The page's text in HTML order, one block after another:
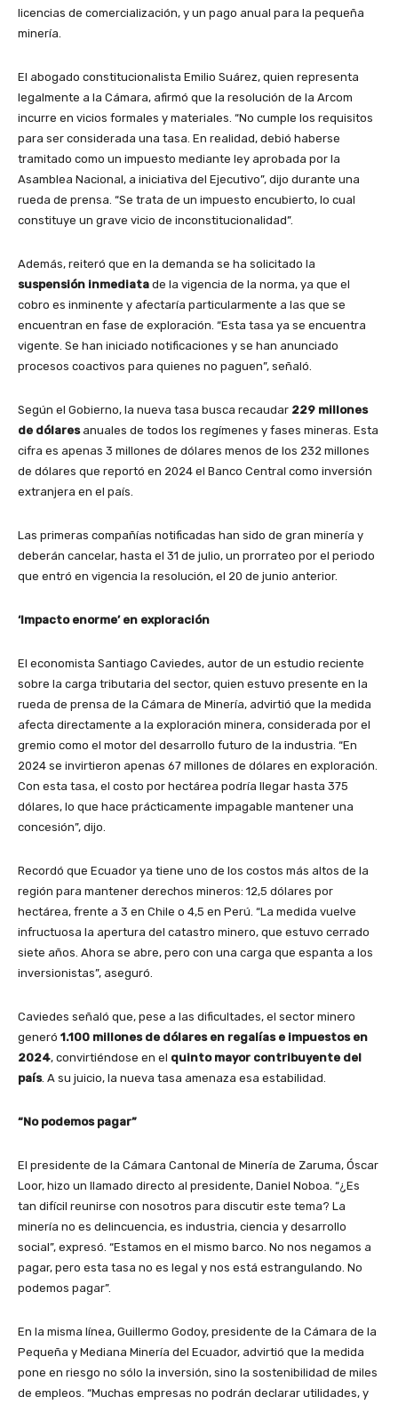
licencias de comercialización, y un pago anual para la pequeña
minería.
El abogado constitucionalista Emilio Suárez, quien representa
legalmente a la Cámara, afirmó que la resolución de la Arcom
incurre en vicios formales y materiales. “No cumple los requisitos
para ser considerada una tasa. En realidad, debió haberse
tramitado como un impuesto mediante ley aprobada por la
Asamblea Nacional, a iniciativa del Ejecutivo”, dijo durante una
rueda de prensa. “Se trata de un impuesto encubierto, lo cual
constituye un grave vicio de inconstitucionalidad”.
Además, reiteró que en la demanda se ha solicitado la
suspensión inmediata de la vigencia de la norma, ya que el
cobro es inminente y afectaría particularmente a las que se
encuentran en fase de exploración. “Esta tasa ya se encuentra
vigente. Se han iniciado notificaciones y se han anunciado
procesos coactivos para quienes no paguen”, señaló.
Según el Gobierno, la nueva tasa busca recaudar 229 millones
de dólaresanuales de todos los regímenes y fases mineras. Esta
cifra es apenas 3 millones de dólares menos de los 232 millones
de dólares que reportó en 2024 el Banco Central como inversión
extranjera en el país.
Las primeras compañías notificadas han sido de gran minería y
deberán cancelar, hasta el 31 de julio, un prorrateo por el periodo
que entró en vigencia la resolución, el 20 de junio anterior.
‘Impacto enorme’ en exploración
El economista Santiago Caviedes, autor de un estudio reciente
sobre la carga tributaria del sector, quien estuvo presente en la
rueda de prensa de la Cámara de Minería, advirtió que la medida
afecta directamente a la exploración minera, considerada por el
gremio como el motor del desarrollo futuro de la industria. “En
2024 se invirtieron apenas 67 millones de dólares en exploración.
Con esta tasa, el costo por hectárea podría llegar hasta 375
dólares, lo que hace prácticamente impagable mantener una
concesión”, dijo.
Recordó que Ecuador ya tiene uno de los costos más altos de la
región para mantener derechos mineros: 12,5 dólares por
hectárea, frente a 3 en Chile o 4,5 en Perú. “La medida vuelve
infructuosa la apertura del catastro minero, que estuvo cerrado
siete años. Ahora se abre, pero con una carga que espanta a los
inversionistas”, aseguró.
Caviedes señaló que, pese a las dificultades, el sector minero
generó 1.100 millones de dólares en regalías e impuestos en
2024, convirtiéndose en el quinto mayor contribuyente del
país. A su juicio, la nueva tasa amenaza esa estabilidad.
“No podemos pagar”
El presidente de la Cámara Cantonal de Minería de Zaruma, Óscar
Loor, hizo un llamado directo al presidente, Daniel Noboa. “¿Es
tan difícil reunirse con nosotros para discutir este tema? La
minería no es delincuencia, es industria, ciencia y desarrollo
social”, expresó. “Estamos en el mismo barco. No nos negamos a
pagar, pero esta tasa no es legal y nos está estrangulando. No
podemos pagar”.
En la misma línea, Guillermo Godoy, presidente de la Cámara de la
Pequeña y Mediana Minería del Ecuador, advirtió que la medida
pone en riesgo no sólo la inversión, sino la sostenibilidad de miles
de empleos. “Muchas empresas no podrán declarar utilidades, y